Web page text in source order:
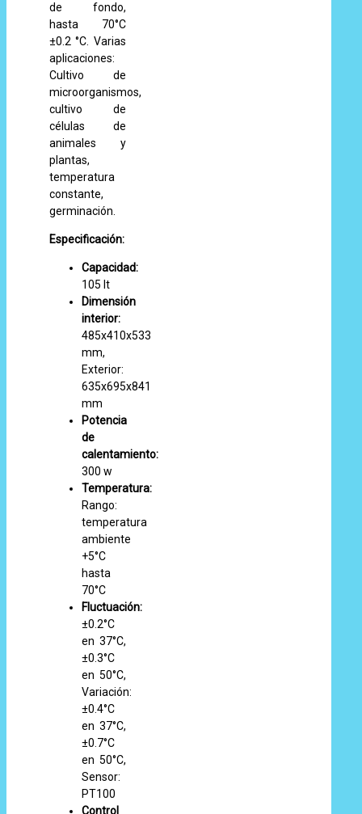
de fondo,
hasta 70°C
±0.2 °C. Varias
aplicaciones:
Cultivo de
microorganismos,
cultivo de
células de
animales y
plantas,
temperatura
constante,
germinación.
Especificación:
Capacidad:
105 lt
Dimensión
interior:
485x410x533
mm,
Exterior:
635x695x841
mm
Potencia
de
calentamiento:
300 w
Temperatura:
Rango:
temperatura
ambiente
+5°C
hasta
70°C
Fluctuación:
±0.2°C
en 37°C,
±0.3°C
en 50°C,
Variación:
±0.4°C
en 37°C,
±0.7°C
en 50°C,
Sensor:
PT100
Control